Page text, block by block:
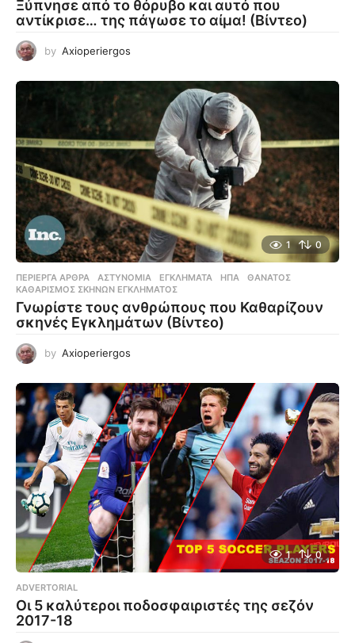
Ξύπνησε από το θόρυβο και αυτό που
αντίκρισε… της πάγωσε το αίμα! (Βίντεο)
by Axioperiergos
1 0
ΠΕΡΊΕΡΓΑ ΆΡΘΡΑ ΑΣΤΥΝΟΜΊΑ ,ΕΓΚΛΉΜΑΤΑ ,ΗΠΑ ,ΘΆΝΑΤΟΣ
ΚΑΘΑΡΙΣΜΌΣ ΣΚΗΝΏΝ ΕΓΚΛΉΜΑΤΟΣ
Γνωρίστε τους ανθρώπους που Καθαρίζουν
σκηνές Εγκλημάτων (Βίντεο)
by Axioperiergos
1 0
ADVERTORIAL
Οι 5 καλύτεροι ποδοσφαιριστές της σεζόν
2017-18